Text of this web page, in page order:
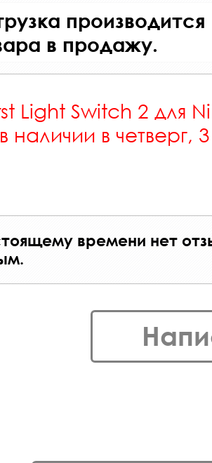
в продажу.
Light Switch 2 для
в наличии в четверг,
времени нет